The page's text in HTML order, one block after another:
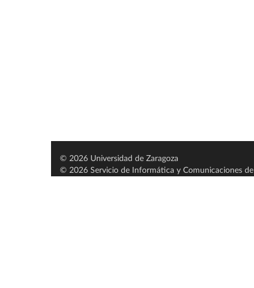
© 2026 Universidad de Zaragoza
© 2026 Servicio de Informática y Comunicaciones de